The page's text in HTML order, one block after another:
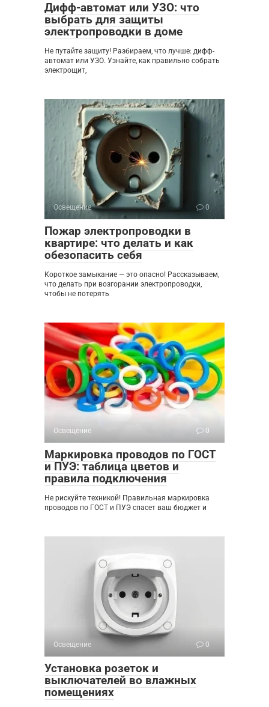
Дифф-автомат или УЗО: что
выбрать для защиты
электропроводки в доме
Не путайте защиту! Разбираем, что лучше: дифф-
автомат или УЗО. Узнайте, как правильно собрать
электрощит,
Освещение 0
Пожар электропроводки в
квартире: что делать и как
обезопасить себя
Короткое замыкание — это опасно! Рассказываем,
что делать при возгорании электропроводки,
чтобы не потерять
Освещение 0
Маркировка проводов по ГОСТ
и ПУЭ: таблица цветов и
правила подключения
Не рискуйте техникой! Правильная маркировка
проводов по ГОСТ и ПУЭ спасет ваш бюджет и
Освещение 0
Установка розеток и
выключателей во влажных
помещениях